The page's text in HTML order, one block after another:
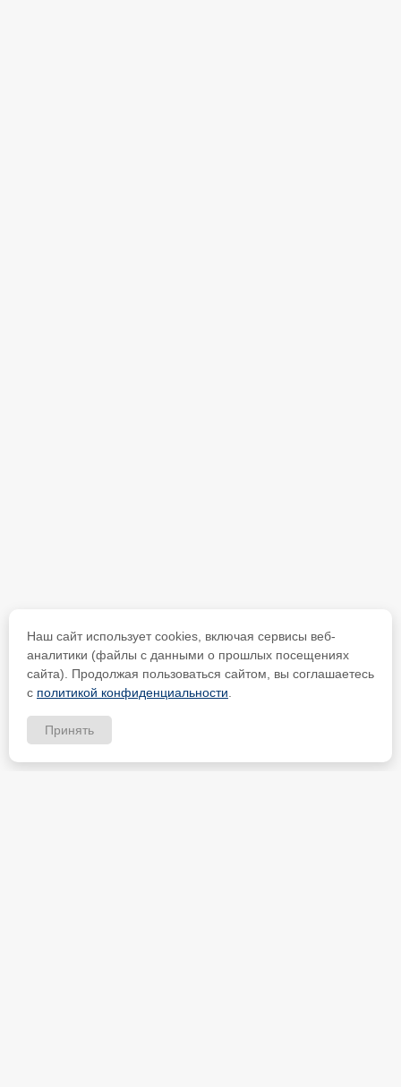
Наш сайт использует cookies, включая сервисы веб-
аналитики (файлы с данными о прошлых посещениях
сайта). Продолжая пользоваться сайтом, вы соглашаетесь
с политикой конфиденциальности
Принять